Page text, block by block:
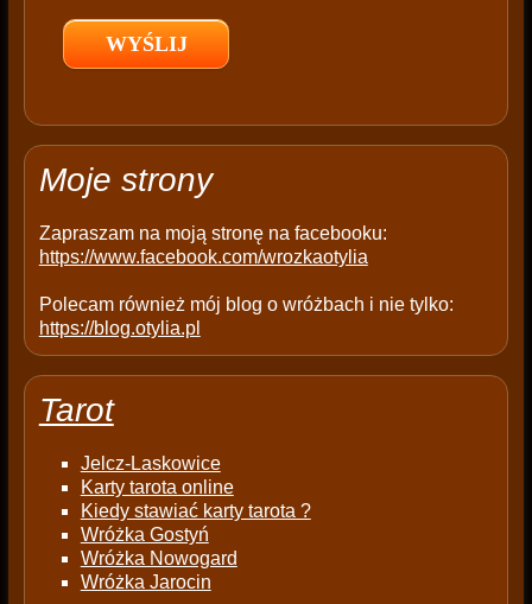
e
p
y
Moje strony
Zapraszam na moją stronę na facebooku:
https://www.facebook.com/wrozkaotylia
Polecam również mój blog o wróżbach i nie tylko:
https://blog.otylia.pl
Tarot
Jelcz-Laskowice
Karty tarota online
Kiedy stawiać karty tarota ?
Wróżka Gostyń
Wróżka Nowogard
Wróżka Jarocin